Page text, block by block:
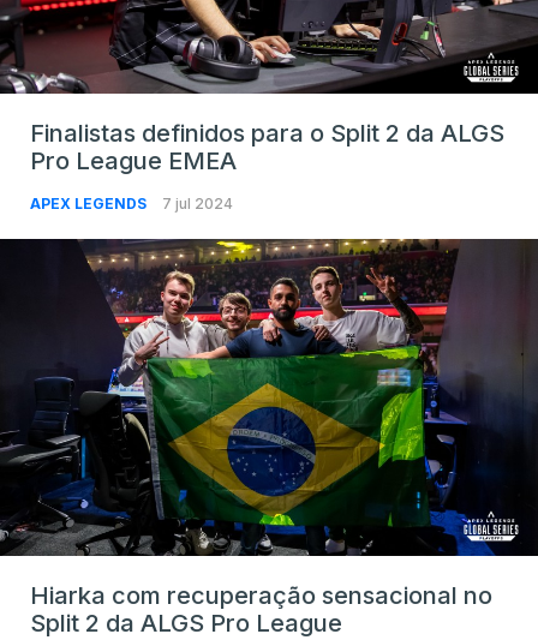
Finalistas definidos para o Split 2 da ALGS
Pro League EMEA
APEX LEGENDS 7 jul 2024
Hiarka com recuperação sensacional no
Split 2 da ALGS Pro League